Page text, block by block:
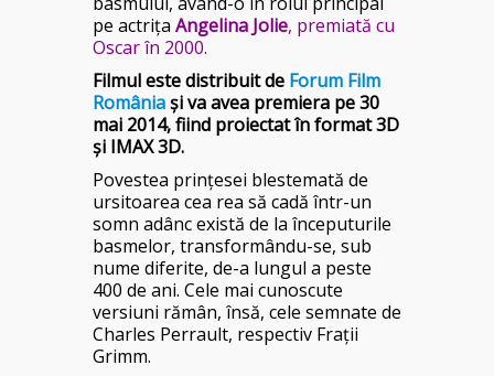
pe actriţa Angelina Jolie, premiată cu
Oscar în 2000.
Filmul este distribuit de Forum Film
Româniaşi va avea premiera pe 30
mai 2014, fiind proiectat în format 3D
şi IMAX 3D.
Povestea prinţesei blestemată de
ursitoarea cea rea să cadă într-un
somn adânc există de la începuturile
basmelor, transformându-se, sub
nume diferite, de-a lungul a peste
400 de ani. Cele mai cunoscute
versiuni rămân, însă, cele semnate de
Charles Perrault, respectiv Fraţii
Grimm.